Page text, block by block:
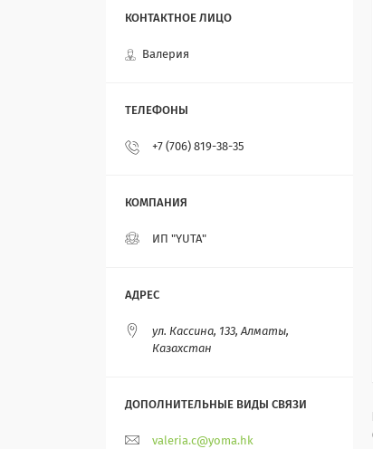
Валерия
+7 (706) 819-38-35
ИП "YUTA"
ул. Кассина, 133, Алматы,
Казахстан
valeria.c@yoma.hk